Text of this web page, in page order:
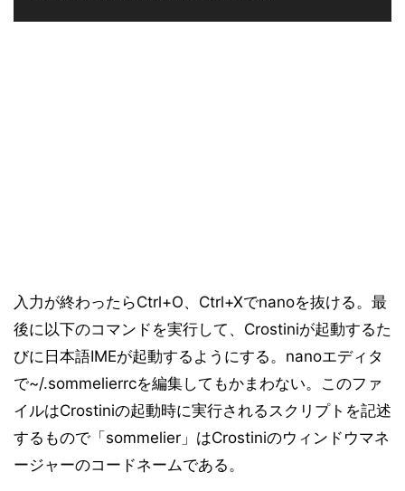
入力が終わったらCtrl+O、Ctrl+Xでnanoを抜ける。最
後に以下のコマンドを実行して、Crostiniが起動するた
びに日本語IMEが起動するようにする。nanoエディタ
で~/.sommelierrcを編集してもかまわない。このファ
イルはCrostiniの起動時に実行されるスクリプトを記述
するもので「sommelier」はCrostiniのウィンドウマネ
ージャーのコードネームである。